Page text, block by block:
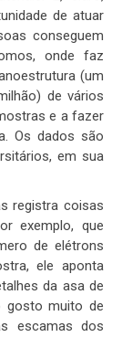
de atuar
conseguem
onde faz
(um
de vários
e a fazer
Os dados são
em sua
registra coisas
exemplo, que
de elétrons
ele aponta
da asa de
gosto muito de
escamas dos